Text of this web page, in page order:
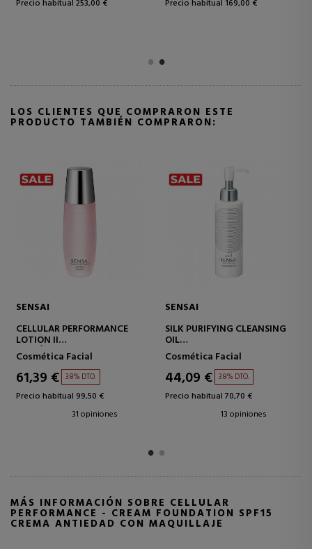
Precio habitual 234,00 € Precio habitual 231,00 €
LOS CLIENTES QUE COMPRARON ESTE
PRODUCTO TAMBIÉN COMPRARON:
SENSAI
HIGHLIGHTING CONCEALER
BASE DE MAQUILLAJE
ILUMINADORA
Correctores
33,51 € 37% DTO.
Precio habitual 53,50 €
1 opiniones
SISLEY
SOIN VELOURS AUX FLEURS
DE SAFRAN
Cosmética Facial
140,32 € 34% DTO.
Precio habitual 214,00 €
12 opiniones
MÁS INFORMACIÓN SOBRE CELLULAR
PERFORMANCE - CREAM FOUNDATION SPF15
CREMA ANTIEDAD CON MAQUILLAJE